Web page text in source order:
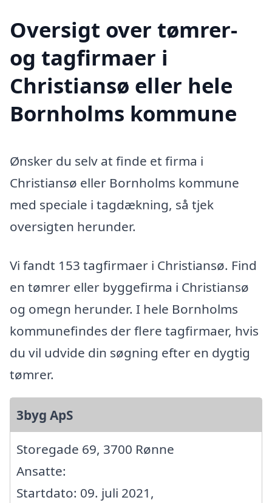
Oversigt over tømrer-
og tagfirmaer i
Christiansø eller hele
Bornholms kommune
Ønsker du selv at finde et firma i
Christiansø eller Bornholms kommune
med speciale i tagdækning, så tjek
oversigten herunder.
Vi fandt 153 tagfirmaer i Christiansø. Find
en tømrer eller byggefirma i Christiansø
og omegn herunder. I hele Bornholms
kommunefindes der flere tagfirmaer, hvis
du vil udvide din søgning efter en dygtig
tømrer.
3byg ApS
Storegade 69, 3700 Rønne
Ansatte:
Startdato: 09. juli 2021,